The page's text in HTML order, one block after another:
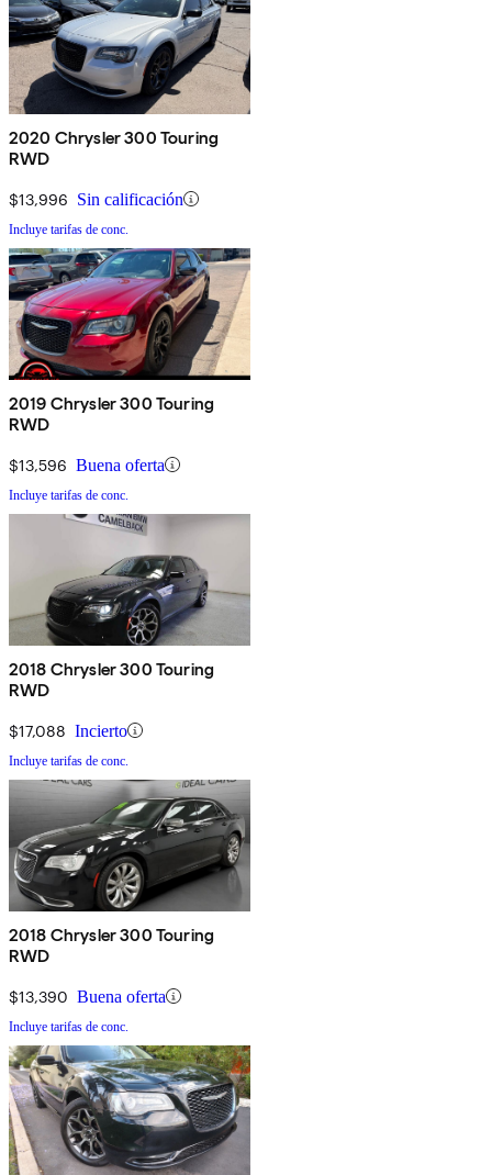
2020 Chrysler 300 Touring
RWD
$13,996 Sin calificación
Incluye tarifas de conc.
2019 Chrysler 300 Touring
RWD
$13,596 Buena oferta
Incluye tarifas de conc.
2018 Chrysler 300 Touring
RWD
$17,088 Incierto
Incluye tarifas de conc.
2018 Chrysler 300 Touring
RWD
$13,390 Buena oferta
Incluye tarifas de conc.